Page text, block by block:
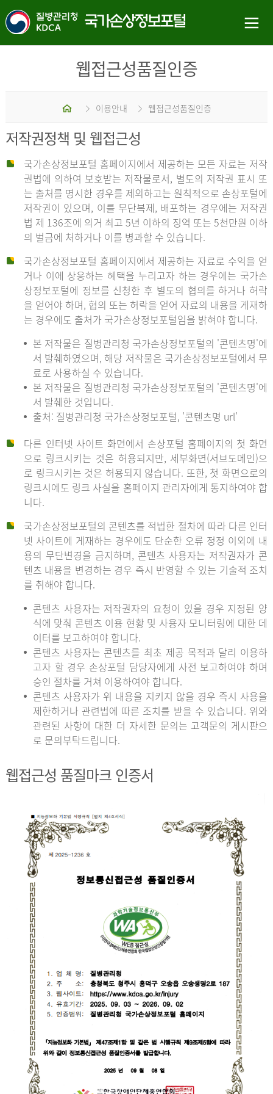
웹접근성품질인증
홈 이용안내 웹접근성품질인증
저작권정책 및 웹접근성
국가손상정보포털 홈페이지에서 제공하는 모든 자료는 저작
권법에 의하여 보호받는 저작물로서, 별도의 저작권 표시 또
는 출처를 명시한 경우를 제외하고는 원칙적으로 손상포털에
저작권이 있으며, 이를 무단복제, 배포하는 경우에는 저작권
법 제 136조에 의거 최고 5년 이하의 징역 또는 5천만원 이하
의 벌금에 처하거나 이를 병과할 수 있습니다.
국가손상정보포털 홈페이지에서 제공하는 자료로 수익을 얻
거나 이에 상응하는 혜택을 누리고자 하는 경우에는 국가손
상정보포털에 정보를 신청한 후 별도의 협의를 하거나 허락
을 얻어야 하며, 협의 또는 허락을 얻어 자료의 내용을 게재하
는 경우에도 출처가 국가손상정보포털임을 밝혀야 합니다.
본 저작물은 질병관리청 국가손상정보포털의 '콘텐츠명'에
서 발췌하였으며, 해당 저작물은 국가손상정보포털에서 무
료로 사용하실 수 있습니다.
본 저작물은 질병관리청 국가손상정보포털의 '콘텐츠명'에
서 발췌한 것입니다.
출처: 질병관리청 국가손상정보포털, '콘텐츠명 url'
다른 인터넷 사이트 화면에서 손상포털 홈페이지의 첫 화면
으로 링크시키는 것은 허용되지만, 세부화면(서브도메인)으
로 링크시키는 것은 허용되지 않습니다. 또한, 첫 화면으로의
링크시에도 링크 사실을 홈페이지 관리자에게 통지하여야 합
니다.
국가손상정보포털의 콘텐츠를 적법한 절차에 따라 다른 인터
넷 사이트에 게재하는 경우에도 단순한 오류 정정 이외에 내
용의 무단변경을 금지하며, 콘텐츠 사용자는 저작권자가 콘
텐츠 내용을 변경하는 경우 즉시 반영할 수 있는 기술적 조치
를 취해야 합니다.
콘텐츠 사용자는 저작권자의 요청이 있을 경우 지정된 양
식에 맞춰 콘텐츠 이용 현황 및 사용자 모니터링에 대한 데
이터를 보고하여야 합니다.
콘텐츠 사용자는 콘텐츠를 최초 제공 목적과 달리 이용하
고자 할 경우 손상포털 담당자에게 사전 보고하여야 하며
승인 절차를 거쳐 이용하여야 합니다.
콘텐츠 사용자가 위 내용을 지키지 않을 경우 즉시 사용을
제한하거나 관련법에 따른 조치를 받을 수 있습니다. 위와
관련된 사항에 대한 더 자세한 문의는 고객문의 게시판으
로 문의부탁드립니다.
웹접근성 품질마크 인증서